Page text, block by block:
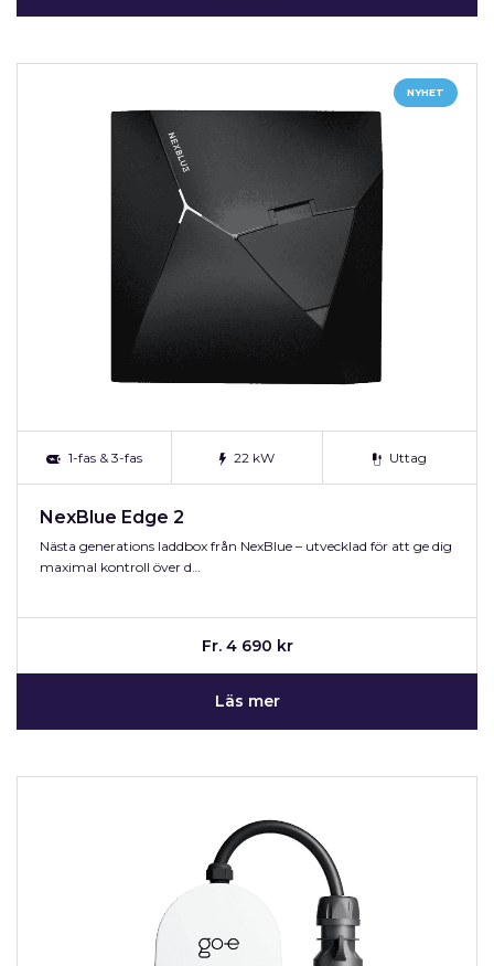
NYHET
1-fas & 3-fas 22 kW Uttag
NexBlue Edge 2
Nästa generations laddbox från NexBlue – utvecklad för att ge dig
maximal kontroll över d…
Fr. 4 690 kr
Läs mer